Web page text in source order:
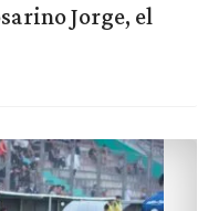
Jorge, el